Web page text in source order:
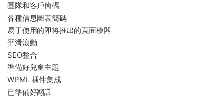
團隊和客戶簡碼
各種信息圖表簡碼
易于使用的即将推出的頁面模闆
平滑滾動
SEO整合
準備好兒童主題
WPML 插件集成
已準備好翻譯